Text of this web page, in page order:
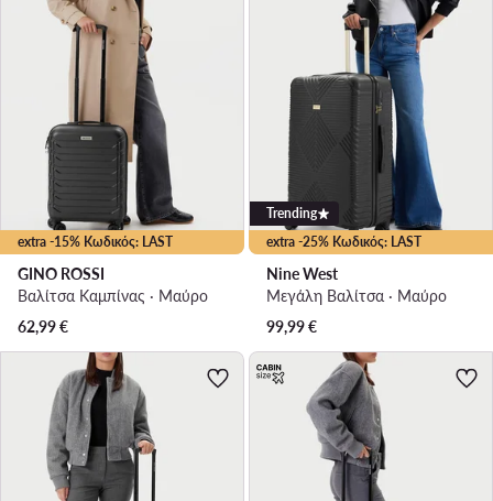
extra -15% Κωδικός: LAST
GINO ROSSI
Βαλίτσα Καμπίνας · Μαύρο
62,99€
extra -25% Κωδικός: LAST
Trending
Nine West
Μεγάλη Βαλίτσα · Μαύρο
99,99€